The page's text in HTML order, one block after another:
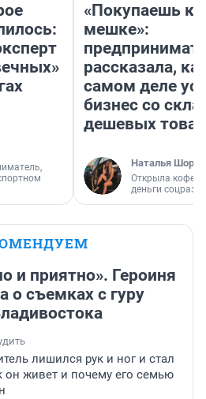
«Покупаешь
мешке»:
рассказала,
самом деле
бизнес со
дешевых
Наталья
Открыла
деньги
и приятно». Героиня
о съемках с гуру
лишился рук и ног и стал
он живет и почему его семью